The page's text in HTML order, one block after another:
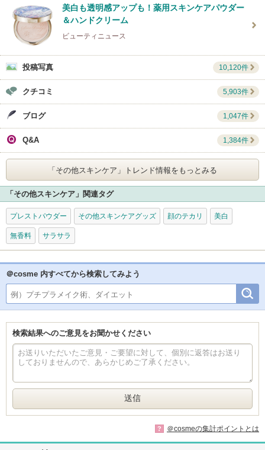
美白も透明感アップも！薬用スキンケアパウダー
＆ハンドクリーム
ビューティニュース
投稿写真 10,120件
クチコミ 5,903件
ブログ 1,047件
Q&A 1,384件
「その他スキンケア」 トレンド情報をもっとみる
「その他スキンケア」関連タグ
プレストパウダー その他スキンケアグッズ 顔のテカリ 美白
無香料 サラサラ
＠cosme 内すべてから検索してみよう
検索結果へのご意見をお聞かせください
? ＠cosmeの集計ポイントとは